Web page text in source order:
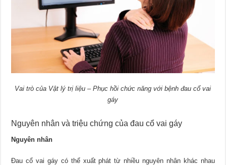
Vai trò của Vật lý trị liệu – Phục hồi chức năng với bệnh đau cổ vai
gáy
Nguyên nhân và triệu chứng của đau cổ vai gáy
Nguyên nhân
Đau cổ vai gáy có thể xuất phát từ nhiều nguyên nhân khác nhau